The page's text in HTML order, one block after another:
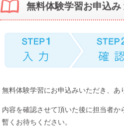
無料体験学習お申込み
無料体験学習にお申込みいただき、あ
内容を確認させて頂いた後に担当者か
暫くお待ちください。